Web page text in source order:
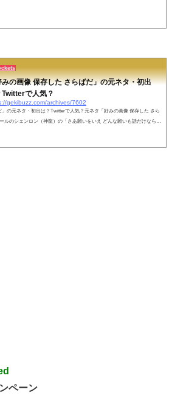
みの画像 保存した さらばだ」の元ネタ・初出
Twitterで人気？
gekibuzz.com/archives/7602
」の元ネタ・初出は？Twitterで人気？元ネタ「好みの画像 保存した さら
ルのシェンロン（神龍）の「さあ願いをいえ どんな願いも話だけなら聞
ペーン